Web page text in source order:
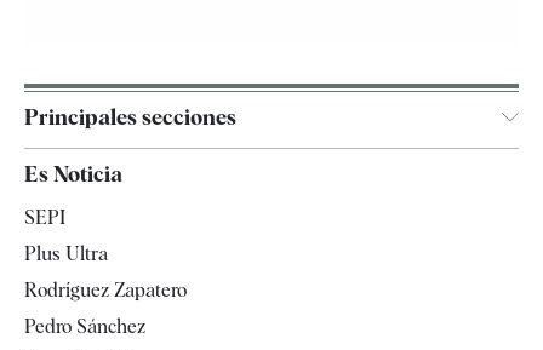
Principales secciones
España
Televisión
Es Noticia
SEPI
Plus Ultra
Rodríguez Zapatero
Pedro Sánchez